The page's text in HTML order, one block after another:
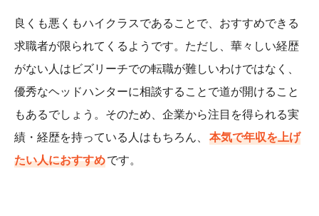
良くも悪くもハイクラスであることで、おすすめできる
求職者が限られてくるようです。ただし、華々しい経歴
がない人はビズリーチでの転職が難しいわけではなく、
優秀なヘッドハンターに相談することで道が開けること
もあるでしょう。そのため、企業から注目を得られる実
績・経歴を持っている人はもちろん、 本気で年収を上げ
たい人におすすめです。